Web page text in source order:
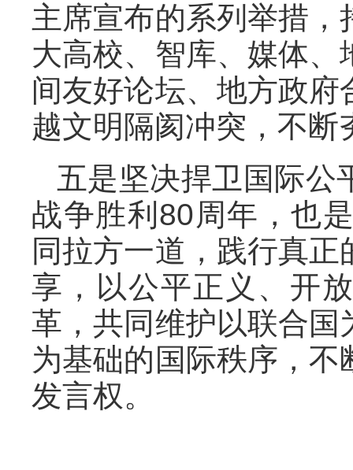
主席宣布的系列举措
大高校、智库、媒体
间友好论坛、地方政
越文明隔阂冲突，不
五是坚决捍卫国际公
战争胜利80周年，也
同拉方一道，践行真
享，以公平正义、开
革，共同维护以联合
为基础的国际秩序，
发言权。